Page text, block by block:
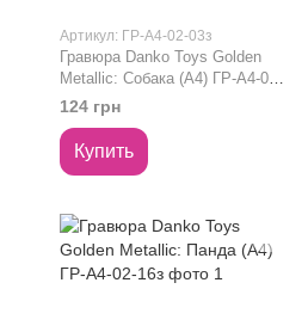
Артикул: ГР-А4-02-03з
Гравюра Danko Toys Golden
Metallic: Собака (А4) ГР-А4-02-
03з
124 грн
Купить